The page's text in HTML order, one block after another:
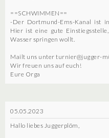
==SCHWIMMEN==
-Der Dortmund-Ems-Kanal ist
Hier ist eine gute
Wasser springen wollt.
Mailt uns unter turnier@jugger-
Wir freuen uns auf euch!
Eure Orga
05.05.2023
Hallo liebes Juggerplöm,